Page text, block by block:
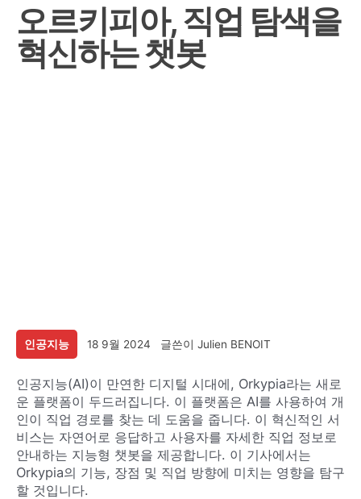
오르키피아, 직업 탐색을
혁신하는 챗봇
인공지능 18 9월 2024 글쓴이 Julien BENOIT
인공지능(AI)이 만연한 디지털 시대에, Orkypia라는 새로
운 플랫폼이 두드러집니다. 이 플랫폼은 AI를 사용하여 개
인이 직업 경로를 찾는 데 도움을 줍니다. 이 혁신적인 서
비스는 자연어로 응답하고 사용자를 자세한 직업 정보로
안내하는 지능형 챗봇을 제공합니다. 이 기사에서는
Orkypia의 기능, 장점 및 직업 방향에 미치는 영향을 탐구
할 것입니다.